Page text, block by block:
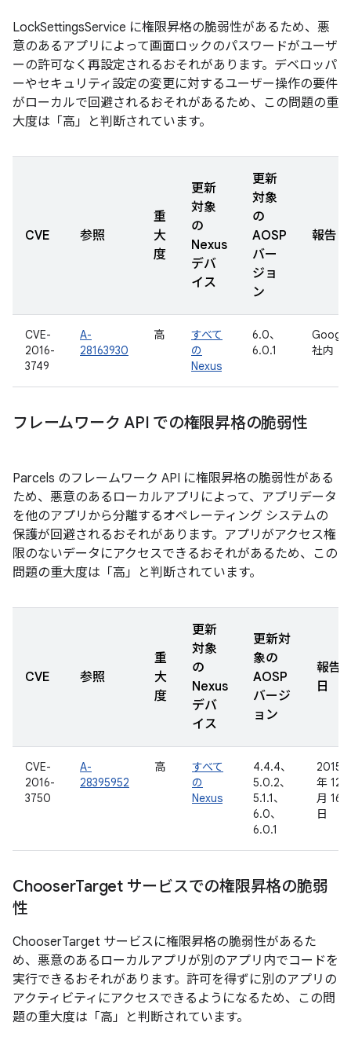
LockSettingsService に権限昇格の脆弱性があるため、悪
意のあるアプリによって画面ロックのパスワードがユーザ
ーの許可なく再設定されるおそれがあります。デベロッパ
ーやセキュリティ設定の変更に対するユーザー操作の要件
がローカルで回避されるおそれがあるため、この問題の重
大度は「高」と判断されています。
CVE 参照
重
大
度
更新
対象
の
Nexus
デバ
イス
更新
対象
の
AOSP
バー
ジョ
ン
報告日
CVE-
2016-
3749
A-
28163930
高
すべて
の
Nexus
6.0、
6.0.1
Google
社内
フレームワーク API での権限昇格の脆弱性
Parcels のフレームワーク API に権限昇格の脆弱性がある
ため、悪意のあるローカルアプリによって、アプリデータ
を他のアプリから分離するオペレーティング システムの
保護が回避されるおそれがあります。アプリがアクセス権
限のないデータにアクセスできるおそれがあるため、この
問題の重大度は「高」と判断されています。
CVE 参照
重
大
度
更新
対象
の
Nexus
デバ
イス
更新対
象の
AOSP
バージ
ョン
報告
日
CVE-
2016-
3750
A-
28395952
高
すべて
の
Nexus
4.4.4、
5.0.2、
5.1.1、
6.0、
6.0.1
2015
年 12
月 16
日
ChooserTarget サービスでの権限昇格の脆弱
性
ChooserTarget サービスに権限昇格の脆弱性があるた
め、悪意のあるローカルアプリが別のアプリ内でコードを
実行できるおそれがあります。許可を得ずに別のアプリの
アクティビティにアクセスできるようになるため、この問
題の重大度は「高」と判断されています。